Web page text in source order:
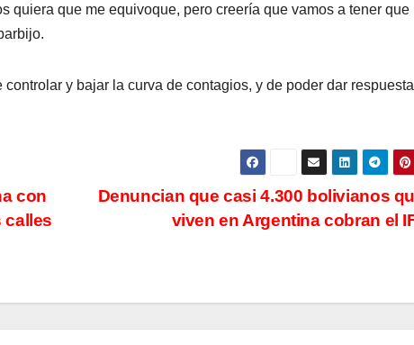
quiera que me equivoque, pero creería que vamos a tener que
y bajar la curva de contagios, y de poder dar
Denuncian que casi 4.300 bolivianos
viven en Argentina cobran el
con
calles